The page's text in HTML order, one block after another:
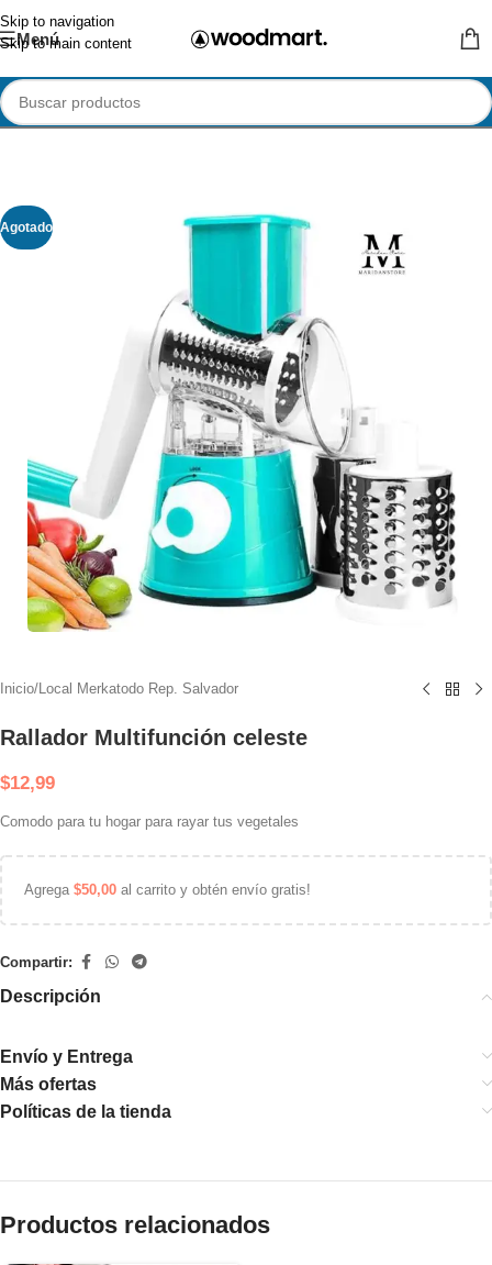
Skip to navigation
Skip to main content
Menú
Agotado
Inicio/Local Merkatodo Rep. Salvador
Rallador Multifunción celeste
$12,99
Comodo para tu hogar para rayar tus vegetales
Agrega $50,00 al carrito y obtén envío gratis!
Compartir:
Descripción
Envío y Entrega
Más ofertas
Políticas de la tienda
Productos relacionados